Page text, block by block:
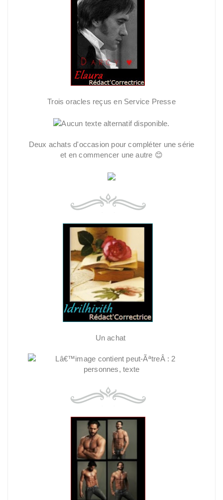
Trois oracles reçus en Service Presse
Deux achats d'occasion pour compléter une série
et en commencer une autre 😊
Un achat